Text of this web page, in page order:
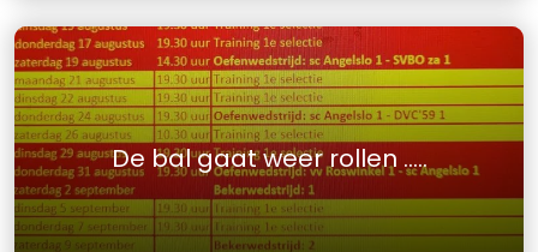
De bal gaat weer rollen …..